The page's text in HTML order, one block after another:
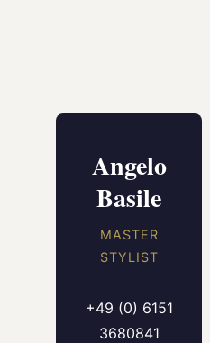
Angelo
Basile
MASTER
STYLIST
+49 (0) 6151
3680841